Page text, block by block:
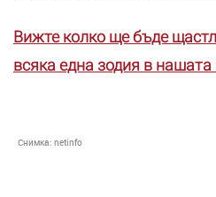
Вижте колко ще бъде
всяка една зодия в
Снимка: netinfo